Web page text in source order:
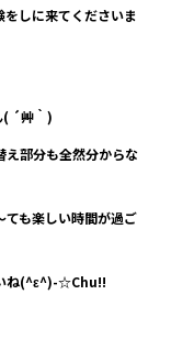
しに来てくださいま
( ´艸｀)
え部分も全然分からな
も楽しい時間が過ご
ね(^ε^)-☆Chu!!